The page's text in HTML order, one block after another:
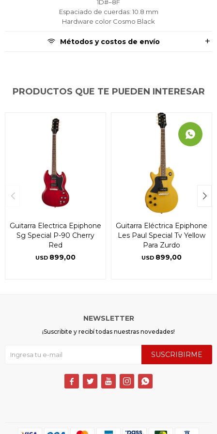
1D#–8F
Espaciado de cuerdas: 10.8 mm
Hardware color Cosmo Black
Métodos y costos de envío
PRODUCTOS QUE TE PUEDEN INTERESAR
Guitarra Electrica Epiphone
Sg Special P-90 Cherry
Red
USD 899,00
Guitarra Eléctrica Epiphone
Les Paul Special Tv Yellow
Para Zurdo
USD 899,00
NEWSLETTER
¡Suscribite y recibí todas nuestras novedades!
SUSCRIBIRME
    